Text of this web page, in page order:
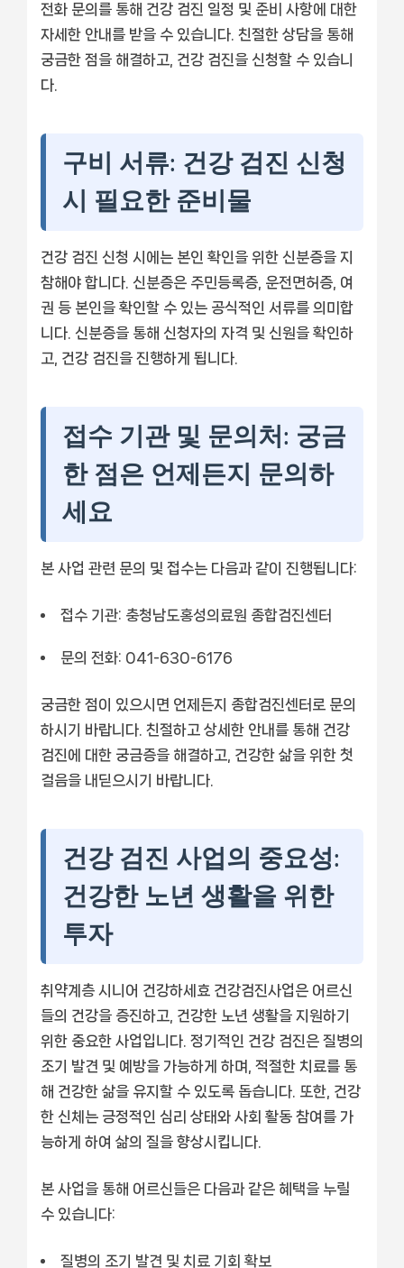
전화 문의를 통해 건강 검진 일정 및 준비 사항에 대한
자세한 안내를 받을 수 있습니다. 친절한 상담을 통해
궁금한 점을 해결하고, 건강 검진을 신청할 수 있습니
다.
구비 서류: 건강 검진 신청
시 필요한 준비물
건강 검진 신청 시에는 본인 확인을 위한 신분증을 지
참해야 합니다. 신분증은 주민등록증, 운전면허증, 여
권 등 본인을 확인할 수 있는 공식적인 서류를 의미합
니다. 신분증을 통해 신청자의 자격 및 신원을 확인하
고, 건강 검진을 진행하게 됩니다.
접수 기관 및 문의처: 궁금
한 점은 언제든지 문의하
세요
본 사업 관련 문의 및 접수는 다음과 같이 진행됩니다:
접수 기관: 충청남도홍성의료원 종합검진센터
문의 전화: 041-630-6176
궁금한 점이 있으시면 언제든지 종합검진센터로 문의
하시기 바랍니다. 친절하고 상세한 안내를 통해 건강
검진에 대한 궁금증을 해결하고, 건강한 삶을 위한 첫
걸음을 내딛으시기 바랍니다.
건강 검진 사업의 중요성:
건강한 노년 생활을 위한
투자
취약계층 시니어 건강하세효 건강검진사업은 어르신
들의 건강을 증진하고, 건강한 노년 생활을 지원하기
위한 중요한 사업입니다. 정기적인 건강 검진은 질병의
조기 발견 및 예방을 가능하게 하며, 적절한 치료를 통
해 건강한 삶을 유지할 수 있도록 돕습니다. 또한, 건강
한 신체는 긍정적인 심리 상태와 사회 활동 참여를 가
능하게 하여 삶의 질을 향상시킵니다.
본 사업을 통해 어르신들은 다음과 같은 혜택을 누릴
수 있습니다:
질병의 조기 발견 및 치료 기회 확보